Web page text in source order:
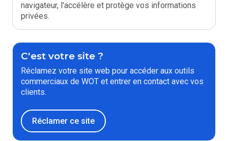
navigateur, l'accélère et protège vos informations
privées.
C'est votre site ?
Réclamez votre site web pour accéder aux outils
commerciaux de WOT et entrer en contact avec vos
clients.
Réclamer ce site